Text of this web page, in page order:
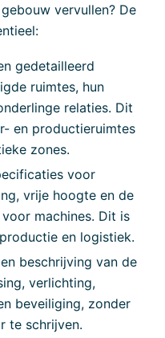
vervullen? De
gedetailleerd
ruimtes, hun
relaties. Dit
en productieruimtes
zones.
voor
vrije hoogte en de
machines. Dit is
productie en logistiek.
beschrijving van de
verlichting,
beveiliging, zonder
te schrijven.